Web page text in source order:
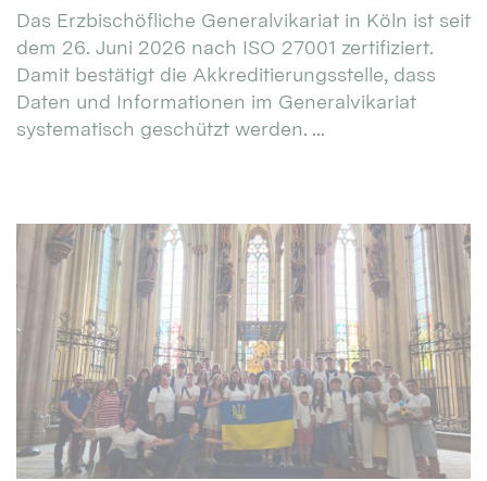
Das Erzbischöfliche Generalvikariat in Köln ist seit
dem 26. Juni 2026 nach ISO 27001 zertifiziert.
Damit bestätigt die Akkreditierungsstelle, dass
Daten und Informationen im Generalvikariat
systematisch geschützt werden. ...